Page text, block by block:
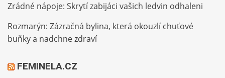
Zrádné nápoje: Skrytí zabijáci vašich ledvin odhaleni
Rozmarýn: Zázračná bylina, která okouzlí chuťové
buňky a nadchne zdraví
FEMINELA.CZ